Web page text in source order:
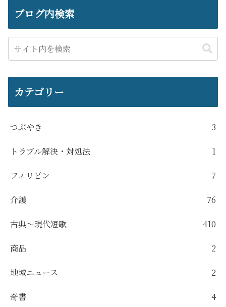
ブログ内検索
カテゴリー
つぶやき 3
トラブル解決・対処法 1
フィリピン 7
介護 76
古典～現代短歌 410
商品 2
地域ニュース 2
奇書 4